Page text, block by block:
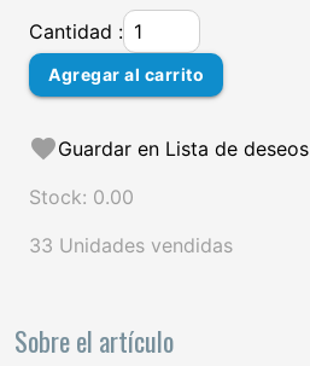
Cantidad :
Agregar al carrito
favoriteGuardar en Lista de deseos
Stock: 0.00
33 Unidades vendidas
Sobre el artículo